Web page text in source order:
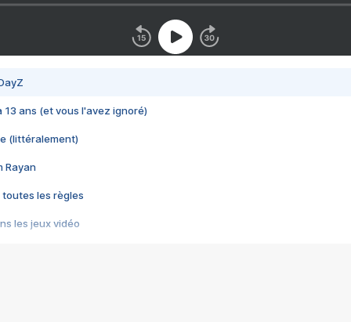
13 ans (et vous l'avez ignoré)
(littéralement)
Rayan
toutes les règles
les jeux vidéo